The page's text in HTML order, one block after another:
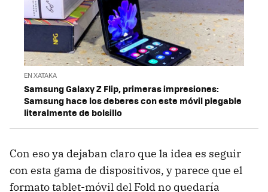
EN XATAKA
Samsung Galaxy Z Flip, primeras impresiones:
Samsung hace los deberes con este móvil plegable
literalmente de bolsillo
Con eso ya dejaban claro que la idea es seguir
con esta gama de dispositivos, y parece que el
formato tablet-móvil del Fold no quedaría